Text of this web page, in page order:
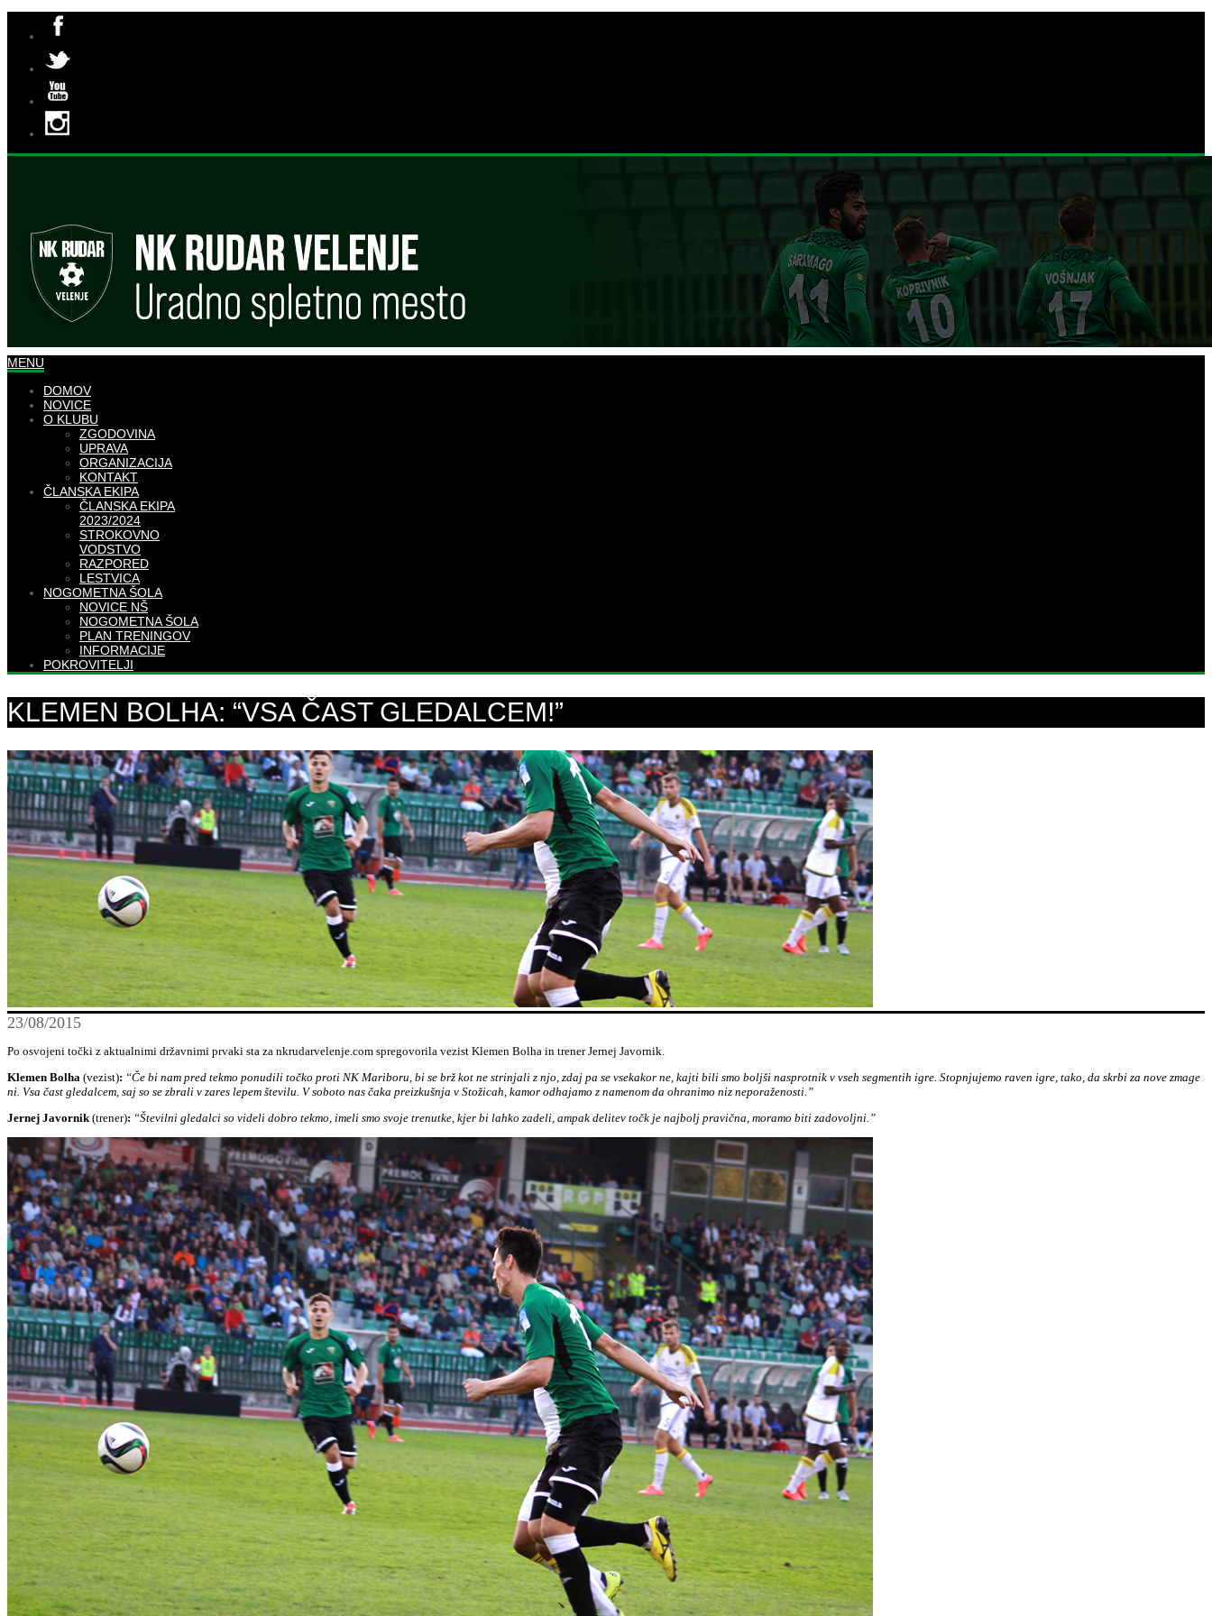
MENU
DOMOV
NOVICE
O KLUBU
ZGODOVINA
UPRAVA
ORGANIZACIJA
KONTAKT
ČLANSKA EKIPA
ČLANSKA EKIPA
2023/2024
STROKOVNO
VODSTVO
RAZPORED
LESTVICA
NOGOMETNA ŠOLA
NOVICE NŠ
NOGOMETNA ŠOLA
PLAN TRENINGOV
INFORMACIJE
POKROVITELJI
KLEMEN BOLHA: “VSA ČAST GLEDALCEM!”
23/08/2015
Po osvojeni točki z aktualnimi državnimi prvaki sta za nkrudarvelenje.com spregovorila vezist Klemen Bolha in trener Jernej Javornik.
Klemen Bolha (vezist): “Če bi nam pred tekmo ponudili točko proti NK Mariboru, bi se brž kot ne strinjali z njo, zdaj pa se vsekakor ne, kajti bili smo boljši nasprotnik v vseh segmentih igre. Stopnjujemo raven igre, tako, da skrbi za nove zmage
ni. Vsa čast gledalcem, saj so se zbrali v zares lepem številu. V soboto nas čaka preizkušnja v Stožicah, kamor odhajamo z namenom da ohranimo niz neporaženosti.”
Jernej Javornik (trener): “Številni gledalci so videli dobro tekmo, imeli smo svoje trenutke, kjer bi lahko zadeli, ampak delitev točk je najbolj pravična, moramo biti zadovoljni.”